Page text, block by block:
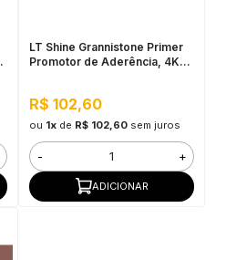
LT Shine Grannistone Primer
Promotor de Aderência, 4KG
R$ 102,60
ou 1xde R$ 102,60 sem juros
- +
ADICIONAR